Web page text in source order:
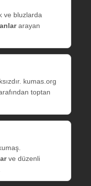
ve bluzlarda
arayan
kumas.org
toptan
ve düzenli